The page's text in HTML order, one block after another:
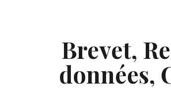
Brevet,
données,